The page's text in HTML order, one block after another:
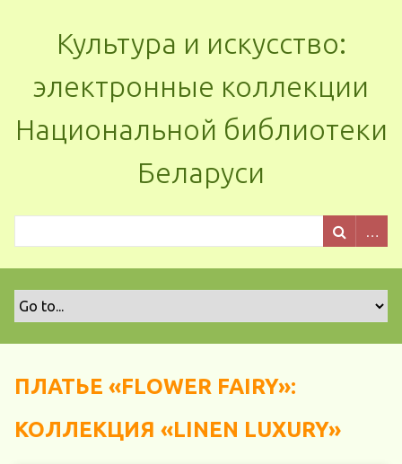
Культура и искусство:
электронные коллекции
Национальной библиотеки
Беларуси
ПЛАТЬЕ «FLOWER FAIRY»:
КОЛЛЕКЦИЯ «LINEN LUXURY»